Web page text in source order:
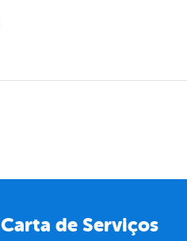
Carta de Serviços